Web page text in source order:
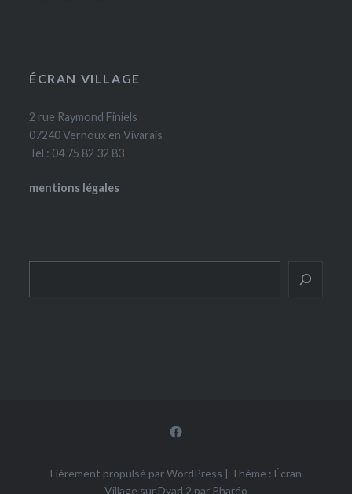
ÉCRAN VILLAGE
2 rue Raymond Finiels
07240 Vernoux en Vivarais
Tel : 04 75 82 32 83
mentions légales
Facebook
Fièrement propulsé par WordPress | Thème : Écran
Village sur Dyad 2 par Pharéo